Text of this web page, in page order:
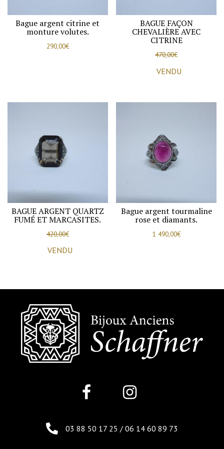
Bague argent citrine et
monture volutes.
290,00€
BAGUE FAÇON
CHEVALIÈRE AVEC
CITRINE
470,00€
VENDU
BAGUE ARGENT QUARTZ
FUMÉ ET MARCASITES.
420,00€
VENDU
Bague argent tourmaline
rose et diamants.
1 490,00€
03 88 50 17 25 / 06 14 60 89 73